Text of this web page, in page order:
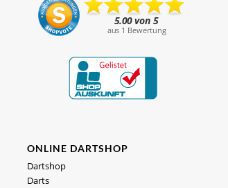
ONLINE DARTSHOP
Dartshop
Darts